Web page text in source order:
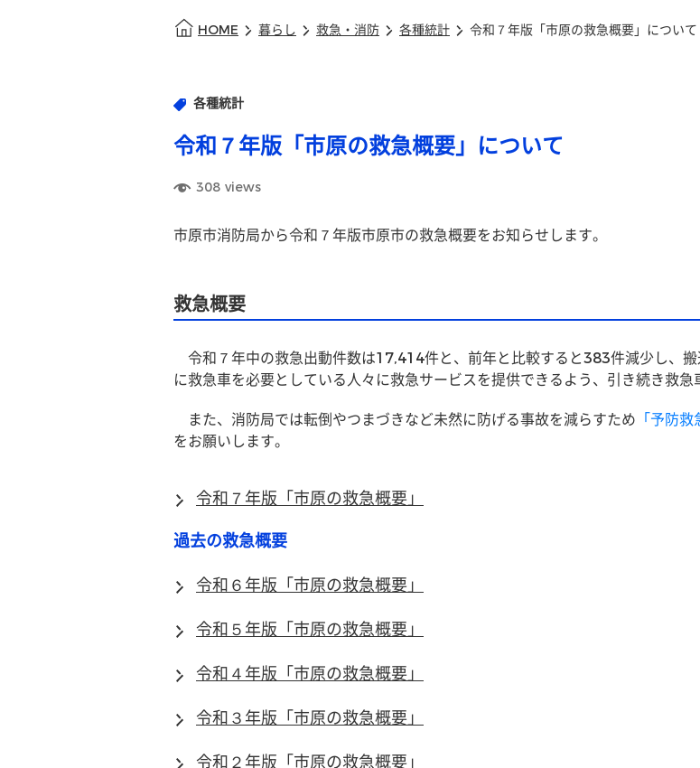
HOME 暮らし 救急・消防 各種統計 令和７年版「市原の救急概要」について
各種統計
令和７年版「市原の救急概要」について
308 views
市原市消防局から令和７年版市原市の救急概要をお知らせします。
救急概要
令和７年中の救急出動件数は17,414件と、前年と比較すると383件減少し、
に救急車を必要としている人々に救急サービスを提供できるよう、引き続き救急
また、消防局では転倒やつまづきなど未然に防げる事故を減らすため 「予防救
をお願いします。
令和７年版「市原の救急概要」
過去の救急概要
令和６年版「市原の救急概要」
令和５年版「市原の救急概要」
令和４年版「市原の救急概要」
令和３年版「市原の救急概要」
令和２年版「市原の救急概要」